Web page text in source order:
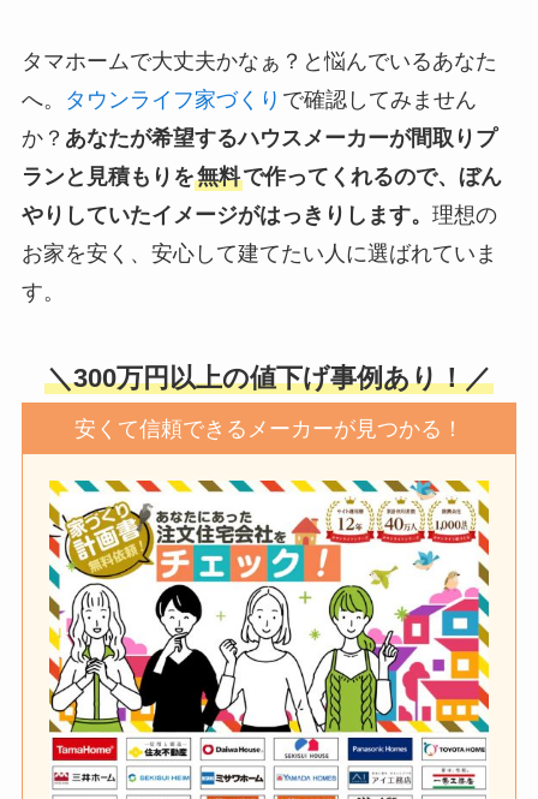
タマホームで大丈夫かなぁ？と悩んでいるあなた
へ。
タウンライフ家づくり で確認してみません
か？ あなたが希望するハウスメーカーが間取りプ
ランと見積もりを無料で作ってくれるので、ぼん
やりしていたイメージがはっきりします。 理想の
お家を安く、安心して建てたい人に選ばれていま
す。
＼300万円以上の値下げ事例あり！／
安くて信頼できるメーカーが見つかる！